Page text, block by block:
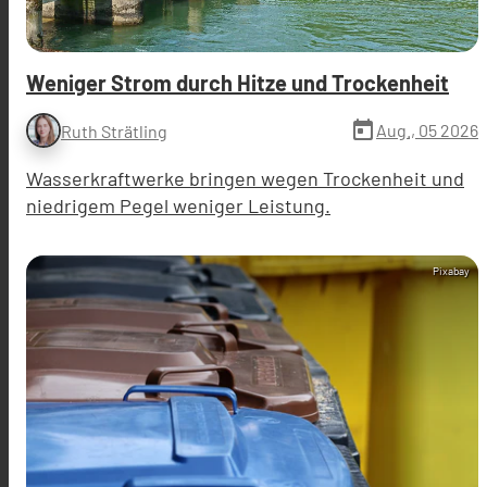
Weniger Strom durch Hitze und Trockenheit
Ruth Strätling today Aug., 05 2026
Wasserkraftwerke bringen wegen Trockenheit und
niedrigem Pegel weniger Leistung.
Pixabay